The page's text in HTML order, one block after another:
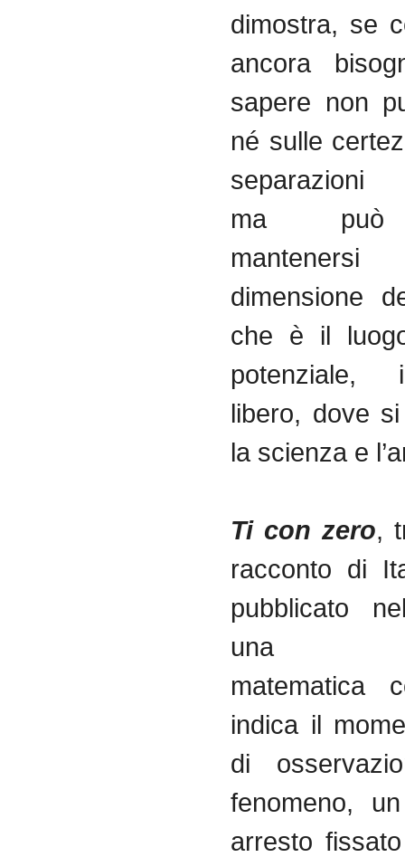
dimostra, se
ancora
sapere non
né sulle
separazioni
ma può
dimensione
che è il
potenziale,
libero, dove
la scienza e
Ti con zero,
racconto di
pubblicato
una
matematica
indica il
di
fenomeno,
arresto